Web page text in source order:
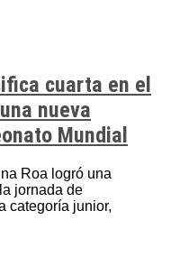
cuarta en el
nueva
Mundial
Roa logró una
jornada de
categoría junior,